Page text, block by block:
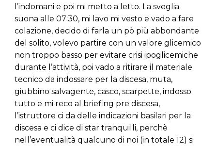
l’indomani e poi mi metto a letto. La sveglia
suona alle 07:30, mi lavo mi vesto e vado a fare
colazione, decido di farla un pò più abbondante
del solito, volevo partire con un valore glicemico
non troppo basso per evitare crisi ipoglicemiche
durante l’attività, poi vado a ritirare il materiale
tecnico da indossare per la discesa, muta,
giubbino salvagente, casco, scarpette, indosso
tutto e mi reco al briefing pre discesa,
l’istruttore ci da delle indicazioni basilari per la
discesa e ci dice di star tranquilli, perchè
nell’eventualità qualcuno di noi (in totale 12) si